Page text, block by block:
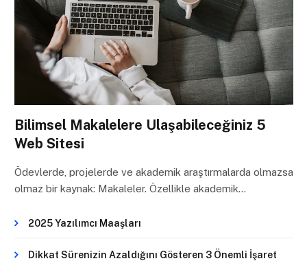
Bilimsel Makalelere Ulaşabileceğiniz 5
Web Sitesi
Ödevlerde, projelerde ve akademik araştırmalarda olmazsa
olmaz bir kaynak: Makaleler. Özellikle akademik…
2025 Yazılımcı Maaşları
Dikkat Sürenizin Azaldığını Gösteren 3 Önemli İşaret